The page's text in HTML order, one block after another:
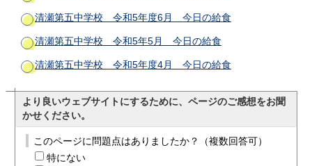
清瀬第五中学校 令和5年度6月 今日の給食
清瀬第五中学校 令和5年5月 今日の給食
清瀬第五中学校 令和5年度4月 今日の給食
より良いウェブサイトにするために、ページのご感想をお聞
かせください。
このページに問題点はありましたか？（複数回答可）
特にない